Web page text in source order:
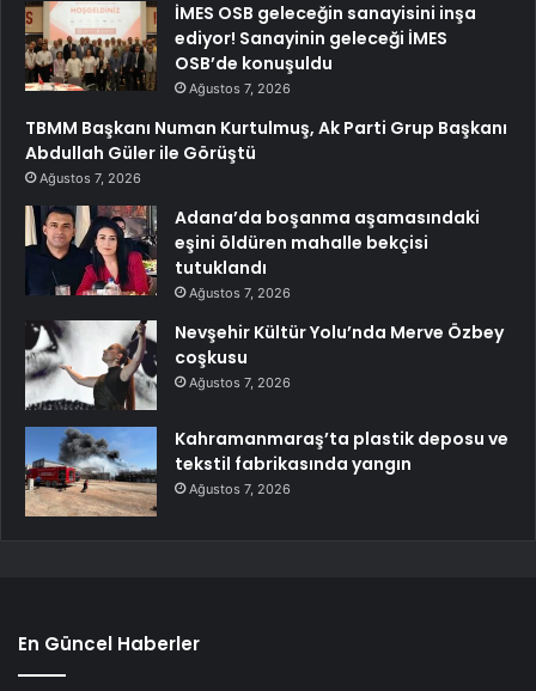
İMES OSB geleceğin sanayisini inşa
ediyor! Sanayinin geleceği İMES
OSB’de konuşuldu
Ağustos 7, 2026
TBMM Başkanı Numan Kurtulmuş, Ak Parti Grup Başkanı
Abdullah Güler ile Görüştü
Ağustos 7, 2026
Adana’da boşanma aşamasındaki
eşini öldüren mahalle bekçisi
tutuklandı
Ağustos 7, 2026
Nevşehir Kültür Yolu’nda Merve Özbey
coşkusu
Ağustos 7, 2026
Kahramanmaraş’ta plastik deposu ve
tekstil fabrikasında yangın
Ağustos 7, 2026
En Güncel Haberler